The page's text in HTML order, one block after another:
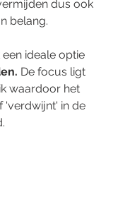
dus ook
belang.
ideale optie
De focus ligt
waardoor het
'verdwijnt' in de